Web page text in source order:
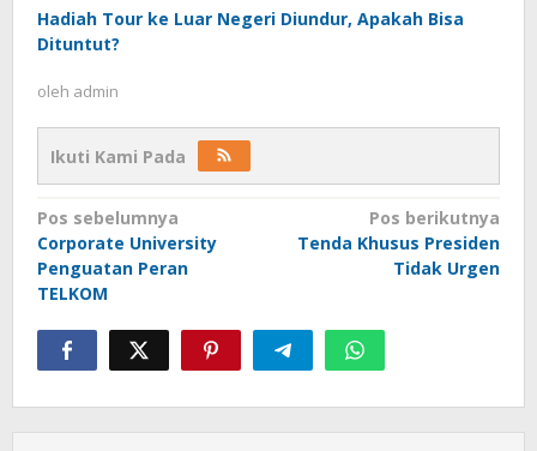
Hadiah Tour ke Luar Negeri Diundur, Apakah Bisa
Dituntut?
oleh admin
Ikuti Kami Pada
Navigasi
pos
Pos sebelumnya
Corporate University
Penguatan Peran
TELKOM
Pos berikutnya
Tenda Khusus Presiden
Tidak Urgen